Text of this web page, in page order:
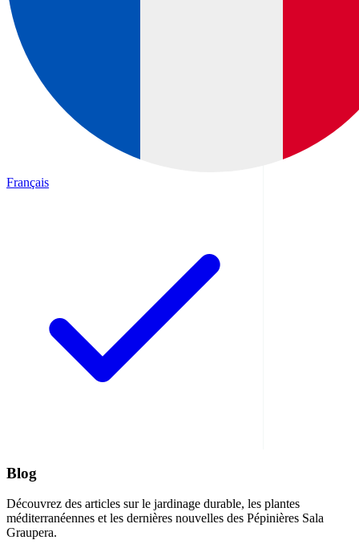
Français
Blog
Découvrez des articles sur le jardinage durable, les plantes
méditerranéennes et les dernières nouvelles des Pépinières Sala
Graupera.